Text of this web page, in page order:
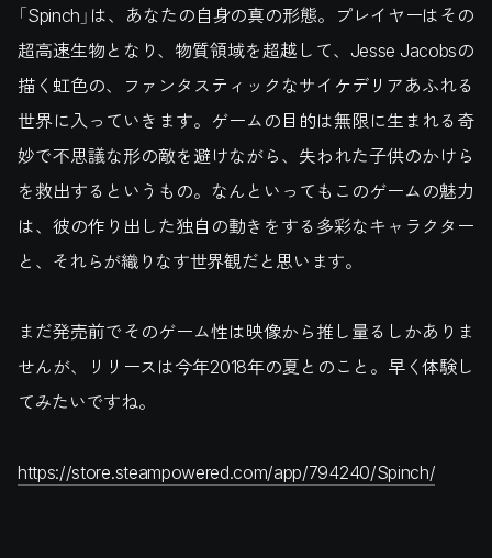
「Spinch」は、あなたの自身の真の形態。プレイヤーはその
超高速生物となり、物質領域を超越して、Jesse Jacobsの
描く虹色の、ファンタスティックなサイケデリアあふれる
世界に入っていきます。ゲームの目的は無限に生まれる奇
妙で不思議な形の敵を避けながら、失われた子供のかけら
を救出するというもの。なんといってもこのゲームの魅力
は、彼の作り出した独自の動きをする多彩なキャラクター
と、それらが織りなす世界観だと思います。
まだ発売前でそのゲーム性は映像から推し量るしかありま
せんが、リリースは今年2018年の夏とのこと。早く体験し
てみたいですね。
https://store.steampowered.com/app/794240/Spinch/